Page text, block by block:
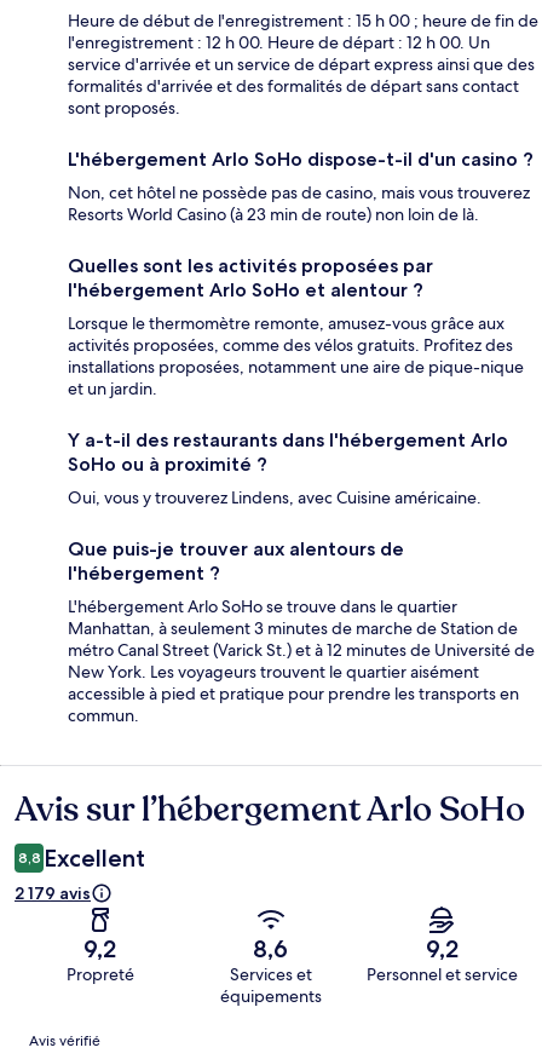
Heure de début de l'enregistrement : 15 h 00 ; heure de fin de
l'enregistrement : 12 h 00. Heure de départ : 12 h 00. Un
service d'arrivée et un service de départ express ainsi que des
formalités d'arrivée et des formalités de départ sans contact
sont proposés.
L'hébergement Arlo SoHo dispose-t-il d'un casino ?
Non, cet hôtel ne possède pas de casino, mais vous trouverez
Resorts World Casino (à 23 min de route) non loin de là.
Quelles sont les activités proposées par
l'hébergement Arlo SoHo et alentour ?
Lorsque le thermomètre remonte, amusez-vous grâce aux
activités proposées, comme des vélos gratuits. Profitez des
installations proposées, notamment une aire de pique-nique
et un jardin.
Y a-t-il des restaurants dans l'hébergement Arlo
SoHo ou à proximité ?
Oui, vous y trouverez Lindens, avec Cuisine américaine.
Que puis-je trouver aux alentours de
l'hébergement ?
L'hébergement Arlo SoHo se trouve dans le quartier
Manhattan, à seulement 3 minutes de marche de Station de
métro Canal Street (Varick St.) et à 12 minutes de Université de
New York. Les voyageurs trouvent le quartier aisément
accessible à pied et pratique pour prendre les transports en
commun.
Avis
Avis sur l’hébergement Arlo SoHo
8,8 Excellent
2 179 avis
9,2
Propreté
8,6
Services et
équipements
9,2
Personnel et service
Avis
Avis vérifié